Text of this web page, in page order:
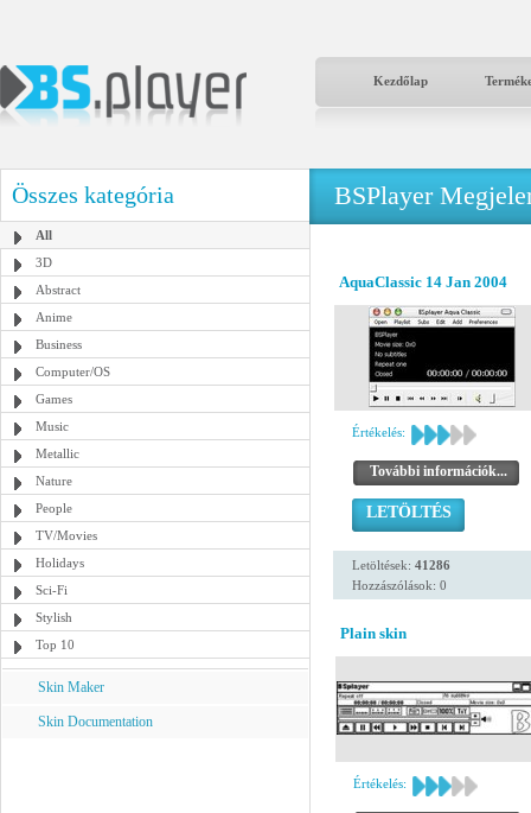
Kezdőlap
Összes kategória
All
3D
Abstract
Anime
Business
Computer/OS
Games
Music
Metallic
Nature
People
TV/Movies
Holidays
Sci-Fi
Stylish
Top 10
Skin Maker
Skin Documentation
BSPlayer
AquaClassic 14 Jan 2004
Értékelés:
További információk...
LETÖLTÉS
Letöltések: 41286
Hozzászólások: 0
Plain skin
Értékelés: